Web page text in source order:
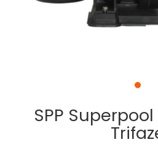
SPP Superpool